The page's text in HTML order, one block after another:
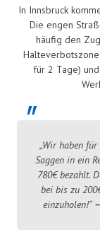
In Innsbruck
Die engen
häufig den
für 2 Tage)
„Wir haben
Saggen in ein
780€ bezahlt.
bei bis zu
einzuholen!“